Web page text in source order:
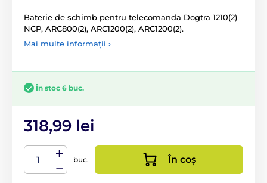
Baterie de schimb pentru telecomanda Dogtra 1210(2)
NCP, ARC800(2), ARC1200(2), ARC1200(2).
Mai multe informații ›
În stoc 6 buc.
318,99 lei
buc. În coș